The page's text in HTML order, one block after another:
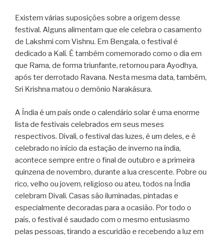
Existem várias suposições sobre a origem desse
festival. Alguns alimentam que ele celebra o casamento
de Lakshmi com Vishnu. Em Bengala, o festival é
dedicado a Kalí. É também comemorado como o dia em
que Rama, de forma triunfante, retornou para Ayodhya,
após ter derrotado Ravana. Nesta mesma data, também,
Sri Krishna matou o demônio Narakásura.
A Índia é um país onde o calendário solar é uma enorme
lista de festivais celebrados em seus meses
respectivos. Divali, o festival das luzes, é um deles, e é
celebrado no início da estação de inverno na índia,
acontece sempre entre o final de outubro e a primeira
quinzena de novembro, durante a lua crescente. Pobre ou
rico, velho ou jovem, religioso ou ateu, todos na Índia
celebram Divali. Casas são iluminadas, pintadas e
especialmente decoradas para a ocasião. Por todo o
país, o festival é saudado com o mesmo entusiasmo
pelas pessoas, tirando a escuridão e recebendo a luz em